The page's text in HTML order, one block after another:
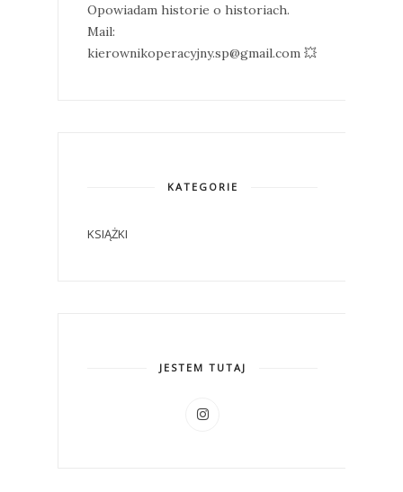
Opowiadam historie o historiach.
Mail:
kierownikoperacyjny.sp@gmail.com 💥
KATEGORIE
KSIĄŻKI
JESTEM TUTAJ